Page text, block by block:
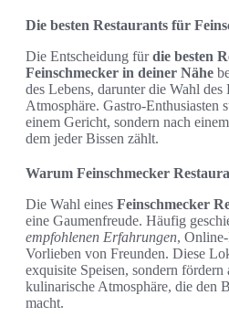
Die besten Restaurants für
Die Entscheidung fürdie besten
Feinschmecker in deiner Nähe
des Lebens, darunter die Wahl des
Atmosphäre. Gastro-Enthusiasten
einem Gericht, sondern nach
dem jeder Bissen zählt.
Warum Feinschmecker
Die Wahl eines Feinschmecker
eine Gaumenfreude. Häufig
empfohlenen Erfahrungen,
Vorlieben von Freunden. Diese
exquisite Speisen, sondern
kulinarische Atmosphäre, die den
macht.